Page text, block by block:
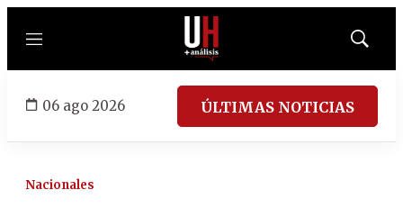
Menú
Mostrar
06 ago 2026 ÚLTIMAS NOTICIAS
Nacionales